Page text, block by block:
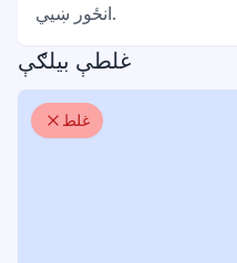
انځور ښیي.
غلطې بیلګې
غلط